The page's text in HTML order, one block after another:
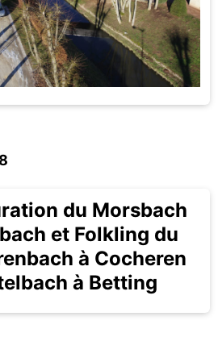
du Morsbach
et Folkling du
à Cocheren
à Betting